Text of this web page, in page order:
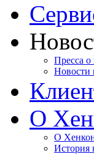
Пресса о
Новости
О
О
История